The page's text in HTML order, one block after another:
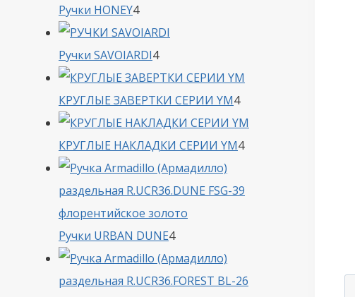
Ручки HONEY44
товара
Ручки SAVOIARDI44
товара
КРУГЛЫЕ ЗАВЕРТКИ СЕРИИ YM44
товара
КРУГЛЫЕ НАКЛАДКИ СЕРИИ YM44
Ручки URBAN DUNE44
товара